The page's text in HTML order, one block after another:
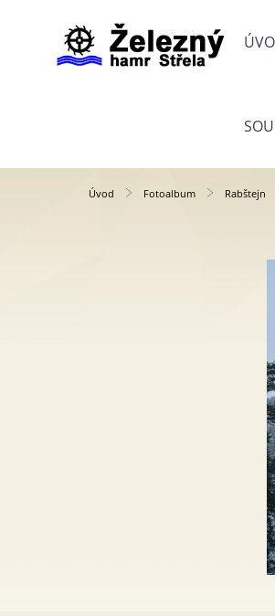
Úvod Fotoalbum Rabštejn